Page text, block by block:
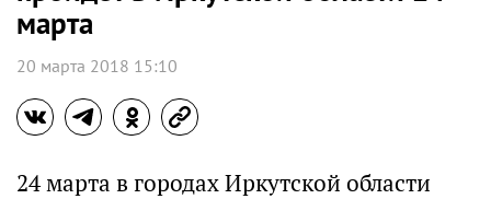
марта
20 марта 2018 15:10
24 марта в городах Иркутской области